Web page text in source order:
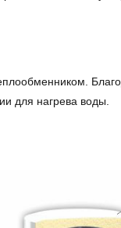
для нагрева воды.